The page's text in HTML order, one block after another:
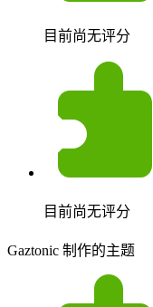
目前尚无评分
目前尚无评分
Gaztonic 制作的主题